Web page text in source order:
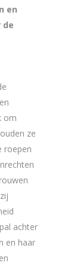
en
de
om
ze
roepen
achter
en haar